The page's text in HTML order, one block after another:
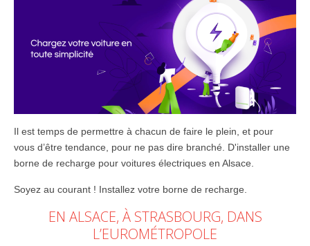
Il est temps de permettre à chacun de faire le plein, et pour
vous d’être tendance, pour ne pas dire branché. D'installer une
borne de recharge pour voitures électriques en Alsace.
Soyez au courant ! Installez votre borne de recharge.
EN ALSACE, À STRASBOURG, DANS
L’EUROMÉTROPOLE